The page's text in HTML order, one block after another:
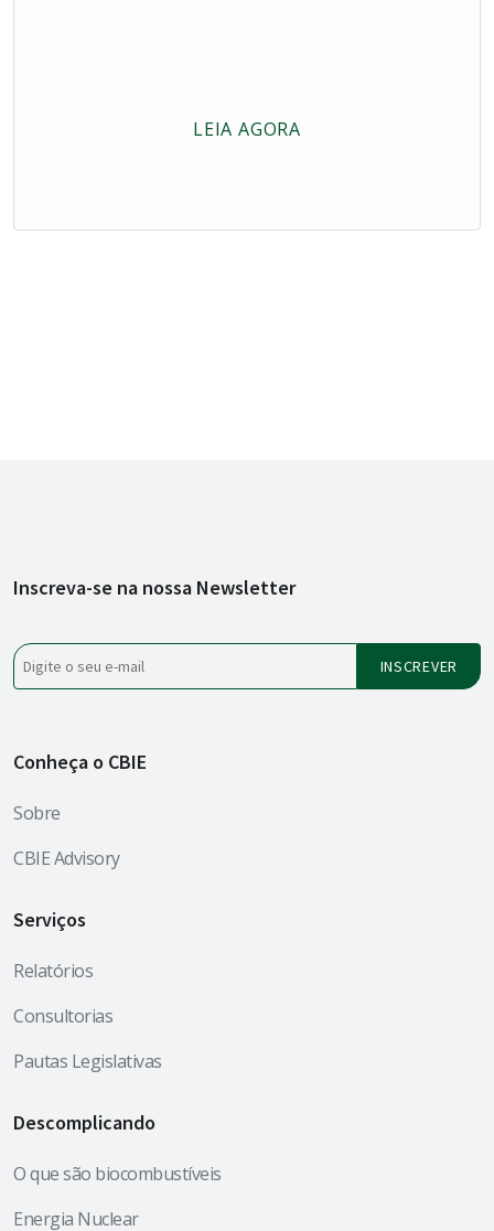
LEIA AGORA
Inscreva-se na nossa Newsletter
Conheça o CBIE
Sobre
CBIE Advisory
Serviços
Relatórios
Consultorias
Pautas Legislativas
Descomplicando
O que são biocombustíveis
Energia Nuclear